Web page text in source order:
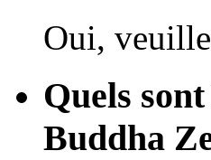
Oui,
Quels
Buddha